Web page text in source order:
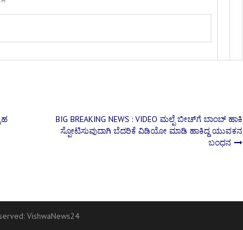
BIG BREAKING NEWS : VIDEO ಮಲ್ಪೆ ಬೀಚ್‍ಗೆ ಬಾಂಬ್ ಹಾಕಿ
ಸ್ಪೋಟಿಸುವುದಾಗಿ ಬೆದರಿಕೆ ವಿಡಿಯೋ ಮಾಡಿ ಹಾಕಿದ್ದ ಯುವಕನ
ಬಂಧನ
VishwaNews24